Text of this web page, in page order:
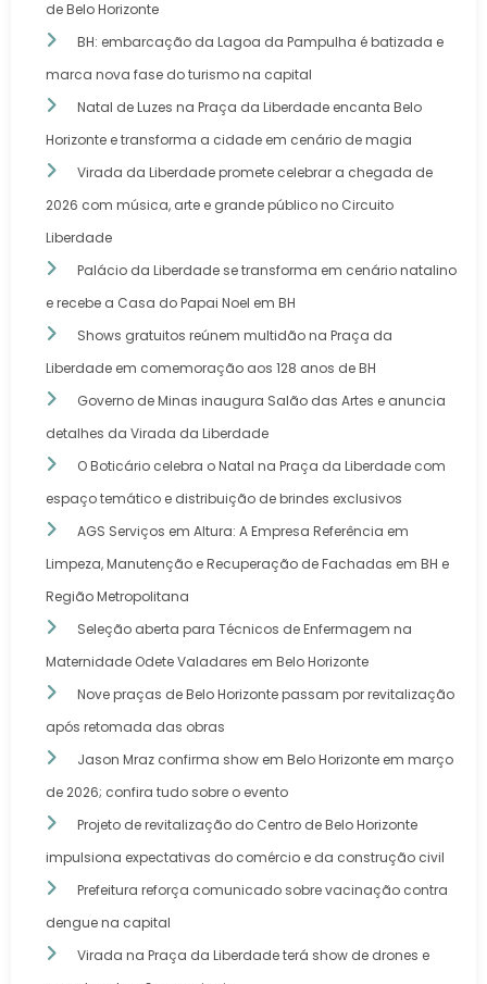
de Belo Horizonte
BH: embarcação da Lagoa da Pampulha é batizada e
marca nova fase do turismo na capital
Natal de Luzes na Praça da Liberdade encanta Belo
Horizonte e transforma a cidade em cenário de magia
Virada da Liberdade promete celebrar a chegada de
2026 com música, arte e grande público no Circuito
Liberdade
Palácio da Liberdade se transforma em cenário natalino
e recebe a Casa do Papai Noel em BH
Shows gratuitos reúnem multidão na Praça da
Liberdade em comemoração aos 128 anos de BH
Governo de Minas inaugura Salão das Artes e anuncia
detalhes da Virada da Liberdade
O Boticário celebra o Natal na Praça da Liberdade com
espaço temático e distribuição de brindes exclusivos
AGS Serviços em Altura: A Empresa Referência em
Limpeza, Manutenção e Recuperação de Fachadas em BH e
Região Metropolitana
Seleção aberta para Técnicos de Enfermagem na
Maternidade Odete Valadares em Belo Horizonte
Nove praças de Belo Horizonte passam por revitalização
após retomada das obras
Jason Mraz confirma show em Belo Horizonte em março
de 2026; confira tudo sobre o evento
Projeto de revitalização do Centro de Belo Horizonte
impulsiona expectativas do comércio e da construção civil
Prefeitura reforça comunicado sobre vacinação contra
dengue na capital
Virada na Praça da Liberdade terá show de drones e